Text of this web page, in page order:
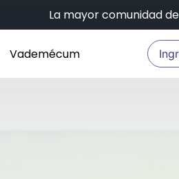
La mayor comunidad
Vademécum